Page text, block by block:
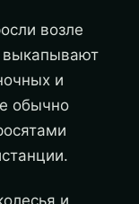
возле
выкапывают
и
обычно
и